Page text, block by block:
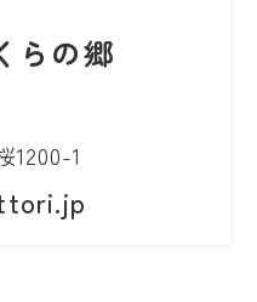
らの郷
1200-1